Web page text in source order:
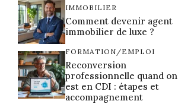
IMMOBILIER
Comment devenir agent
immobilier de luxe ?
FORMATION/EMPLOI
Reconversion
professionnelle quand on
est en CDI : étapes et
accompagnement